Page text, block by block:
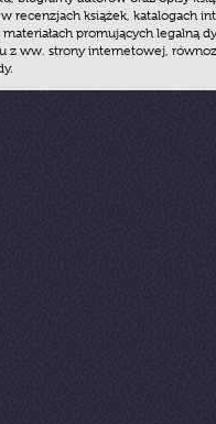
recenzjach książek, katalogach
promujących legalną
z ww. strony internetowej,